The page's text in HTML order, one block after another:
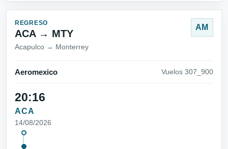
REGRESO
ACA → MTY
Acapulco → Monterrey
AM
Aeromexico Vuelos 307_900
20:16
ACA
14/08/2026